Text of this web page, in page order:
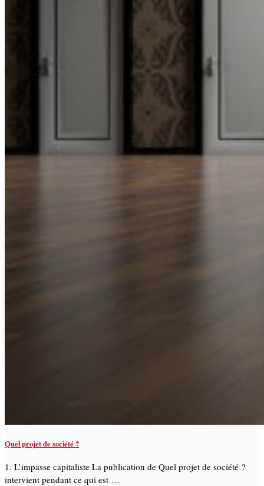
Quel projet de société ?
1. L’impasse capitaliste La publication de Quel projet de société ?
intervient pendant ce qui est …